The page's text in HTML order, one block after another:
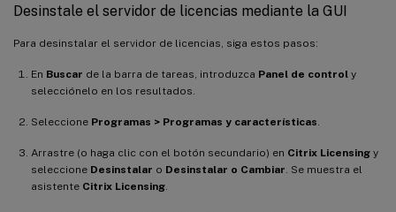
Desinstale el servidor de licencias mediante la GUI
Para desinstalar el servidor de licencias, siga estos pasos:
En Buscar de la barra de tareas, introduzca Panel de control y
selecciónelo en los resultados.
Seleccione Programas > Programas y características
Arrastre (o haga clic con el botón secundario) en Citrix Licensing y
seleccione Desinstalar o Desinstalar o Cambiar . Se muestra el
asistente Citrix Licensing